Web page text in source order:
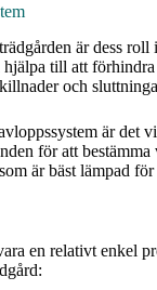
är dess
till att
och
är det
för att
är bäst lämpad
en relativt enkel